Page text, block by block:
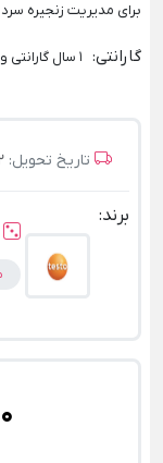
برای مدیریت زنجیره
گارانتی: 1 سال گارانتی و 10 سال خدمات پس از فروش
تاریخ تحویل: 2 تا 3
برند: